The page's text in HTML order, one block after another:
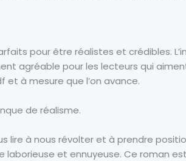
pour être réalistes et crédibles.
agréable pour les lecteurs qui
à mesure que l’on avance.
de réalisme.
à nous révolter et à prendre
laborieuse et ennuyeuse. Ce roman